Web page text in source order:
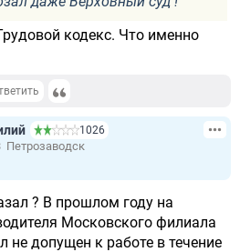
кодекс. Что именно
1026
Петрозаводск
? В прошлом году на
Московского филиала
не допущен к работе в течение